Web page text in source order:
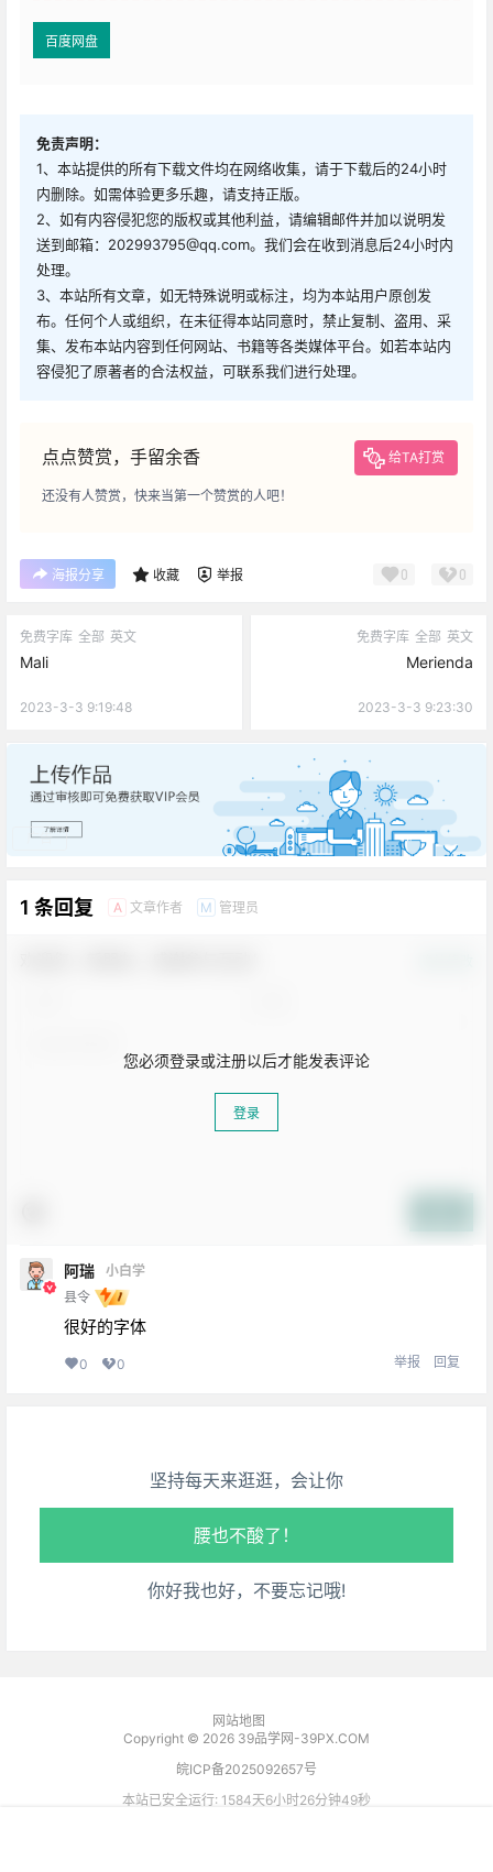
百度网盘
免责声明：
1、本站提供的所有下载文件均在网络收集，请于下载后的24小时
内删除。如需体验更多乐趣，请支持正版。
2、如有内容侵犯您的版权或其他利益，请编辑邮件并加以说明发
送到邮箱：202993795@qq.com。我们会在收到消息后24小时内
处理。
3、本站所有文章，如无特殊说明或标注，均为本站用户原创发
布。任何个人或组织，在未征得本站同意时，禁止复制、盗用、采
集、发布本站内容到任何网站、书籍等各类媒体平台。如若本站内
容侵犯了原著者的合法权益，可联系我们进行处理。
点点赞赏，手留余香 给TA打赏
还没有人赞赏，快来当第一个赞赏的人吧！
海报分享 收藏 举报 0 0
免费字库 全部 英文
Mali
2023-3-3 9:19:48
免费字库 全部 英文
Merienda
2023-3-3 9:23:30
广告
1 条回复 A 文章作者 M 管理员
您必须登录或注册以后才能发表评论
登录
阿瑞
小白学
县令
很好的字体
0 0 举报 回复
坚持每天来逛逛，会让你
腿也不痛了！
腰也不酸了！
工作也轻松了！
你好我也好，不要忘记哦!
网站地图
Copyright © 2026 39品学网-39PX.COM
皖ICP备2025092657号
本站已安全运行: 1584天6小时26分钟50秒